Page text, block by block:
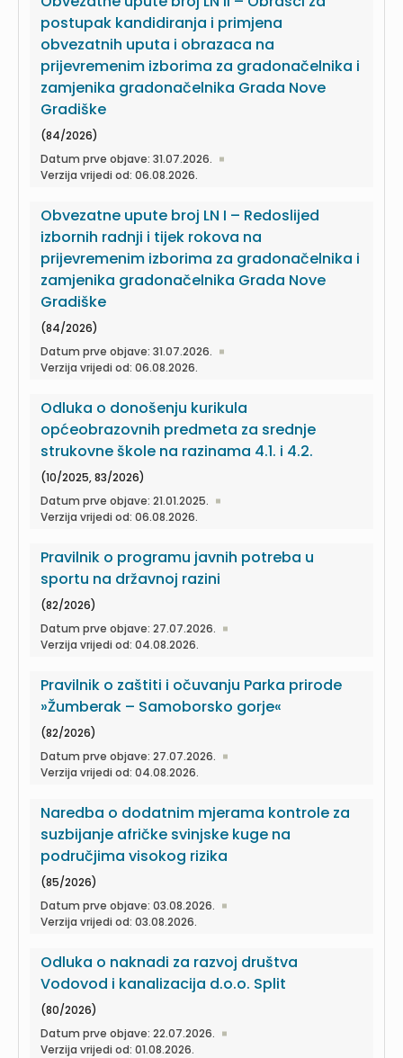
postupak kandidiranja i primjena
obvezatnih uputa i obrazaca na
prijevremenim izborima za gradonačelnika i
zamjenika gradonačelnika Grada Nove
Gradiške
(84/2026)
Datum prve objave: 31.07.2026.
Verzija vrijedi od: 06.08.2026.
Obvezatne upute broj LN I – Redoslijed
izbornih radnji i tijek rokova na
prijevremenim izborima za gradonačelnika i
zamjenika gradonačelnika Grada Nove
Gradiške
(84/2026)
Datum prve objave: 31.07.2026.
Verzija vrijedi od: 06.08.2026.
Odluka o donošenju kurikula
općeobrazovnih predmeta za srednje
strukovne škole na razinama 4.1. i 4.2.
(10/2025, 83/2026)
Datum prve objave: 21.01.2025.
Verzija vrijedi od: 06.08.2026.
Pravilnik o programu javnih potreba u
sportu na državnoj razini
(82/2026)
Datum prve objave: 27.07.2026.
Verzija vrijedi od: 04.08.2026.
Pravilnik o zaštiti i očuvanju Parka prirode
»Žumberak – Samoborsko gorje«
(82/2026)
Datum prve objave: 27.07.2026.
Verzija vrijedi od: 04.08.2026.
Naredba o dodatnim mjerama kontrole za
suzbijanje afričke svinjske kuge na
područjima visokog rizika
(85/2026)
Datum prve objave: 03.08.2026.
Verzija vrijedi od: 03.08.2026.
Odluka o naknadi za razvoj društva
Vodovod i kanalizacija d.o.o. Split
(80/2026)
Datum prve objave: 22.07.2026.
Verzija vrijedi od: 01.08.2026.